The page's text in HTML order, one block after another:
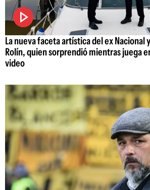
La nueva faceta artística del ex Nacional
Rolín, quien sorprendió mientras juega
video